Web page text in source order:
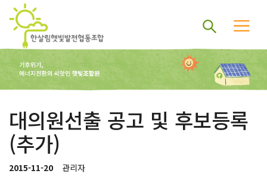
대의원선출 공고 및 후보등록
(추가)
2015-11-20 관리자